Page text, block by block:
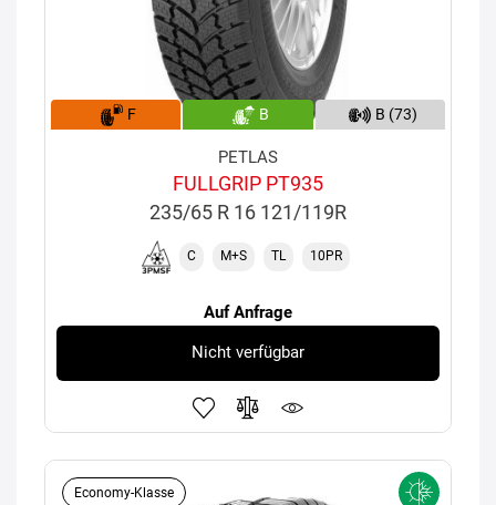
F B B (73)
PETLAS
FULLGRIP PT935
235/65 R 16 121/119R
C M+S TL 10PR
Auf Anfrage
Nicht verfügbar
Economy-Klasse